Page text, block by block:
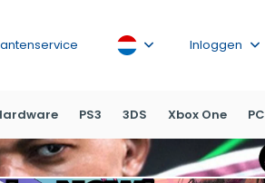
Inloggen
PS3 3DS Xbox One PC